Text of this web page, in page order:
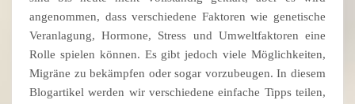
angenommen, dass verschiedene Faktoren wie genetische
Veranlagung, Hormone, Stress und Umweltfaktoren eine
Rolle spielen können. Es gibt jedoch viele Möglichkeiten,
Migräne zu bekämpfen oder sogar vorzubeugen. In diesem
Blogartikel werden wir verschiedene einfache Tipps teilen,